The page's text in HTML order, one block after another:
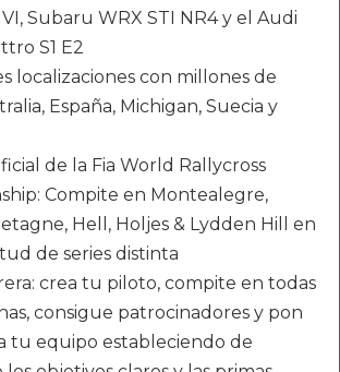
Subaru WRX STI NR4 y el Audi
S1 E2
localizaciones con millones de
España, Michigan, Suecia y
de la Fia World Rallycross
Compite en Montealegre,
Hell, Holjes & Lydden Hill en
de series distinta
crea tu piloto, compite en todas
consigue patrocinadores y pon
tu equipo estableciendo de